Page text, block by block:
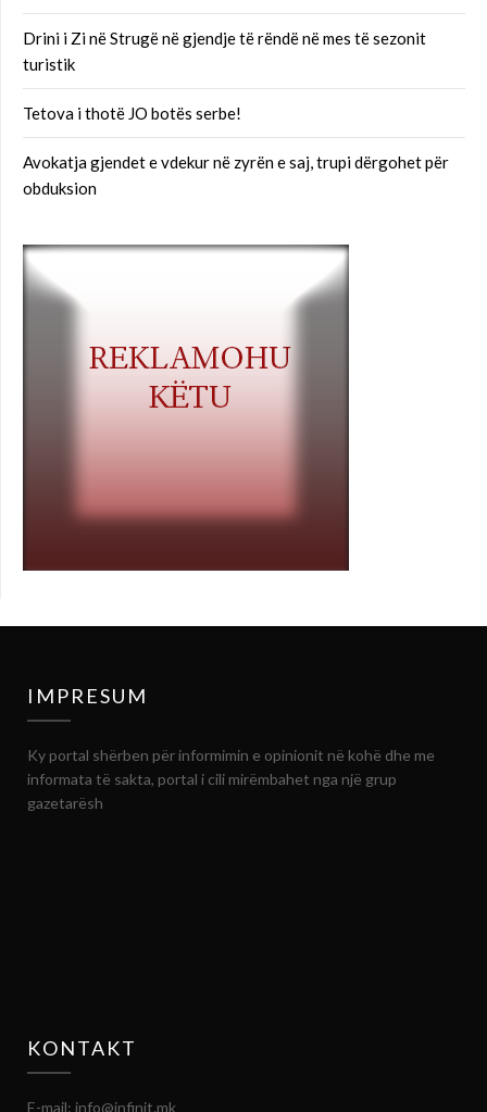
Drini i Zi në Strugë në gjendje të rëndë në mes të sezonit
turistik
Tetova i thotë JO botës serbe!
Avokatja gjendet e vdekur në zyrën e saj, trupi dërgohet për
obduksion
IMPRESUM
Ky portal shërben për informimin e opinionit në kohë dhe me
informata të sakta, portal i cili mirëmbahet nga një grup
gazetarësh
KONTAKT
E-mail: info@infinit.mk